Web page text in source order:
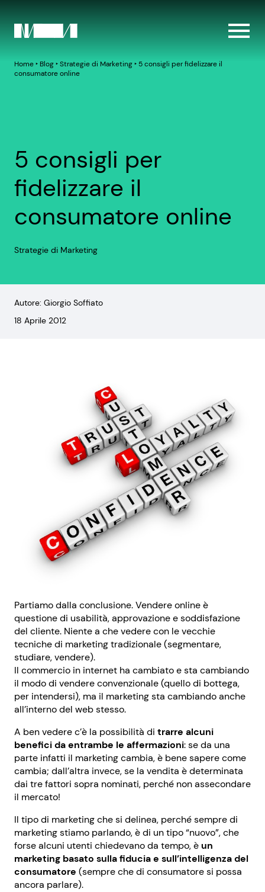
Home‣ Blog‣Strategie di Marketing‣ 5 consigli per fidelizzare il
consumatore online
5 consigli per
fidelizzare il
consumatore online
Strategie di Marketing
Autore: Giorgio Soffiato
18 Aprile 2012
Partiamo dalla conclusione. Vendere online è
questione di usabilità, approvazione e soddisfazione
del cliente. Niente a che vedere con le vecchie
tecniche di marketing tradizionale (segmentare,
studiare, vendere).
Il commercio in internet ha cambiato e sta cambiando
il modo di vendere convenzionale (quello di bottega,
per intendersi), ma il marketing sta cambiando anche
all’interno del web stesso.
A ben vedere c’è la possibilità di trarre alcuni
benefici da entrambe le affermazioni: se da una
parte infatti il marketing cambia, è bene sapere come
cambia; dall’altra invece, se la vendita è determinata
dai tre fattori sopra nominati, perché non assecondare
il mercato!
Il tipo di marketing che si delinea, perché sempre di
marketing stiamo parlando, è di un tipo “nuovo”, che
forse alcuni utenti chiedevano da tempo, èun
marketing basato sulla fiducia e sull’intelligenza del
consumatore (sempre che di consumatore si possa
ancora parlare).